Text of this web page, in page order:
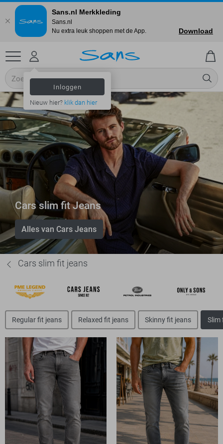
Inloggen
Nieuw hier? klik dan hier
Cars slim fit Jeans
Alles van Cars Jeans
Cars slim fit jeans
Regular fit jeans Relaxed fit jeans Skinny fit jeans Slim
Sans.nl Merkkleding
Sans.nl
Nu extra leuk shoppen met de App.
Download